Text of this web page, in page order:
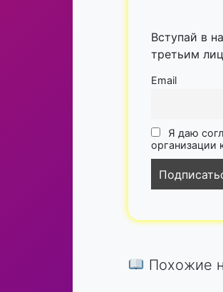
Вступай в
третьим
Email
Я даю
организации
Похожие